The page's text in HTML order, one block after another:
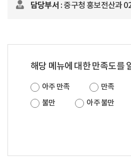
담당부서 : 중구청 홍보전산과
해당 메뉴에 대한 만족도를
아주 만족 만족
불만
아주 불만